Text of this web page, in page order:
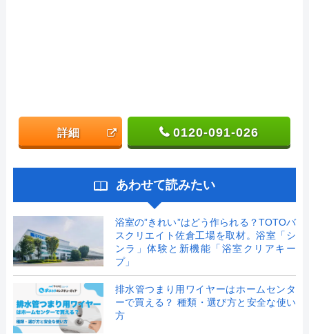
詳細 0120-091-026
あわせて読みたい
浴室の”きれい”はどう作られる？TOTOバ
スクリエイト佐倉工場を取材。浴室「シ
ンラ」体験と新機能「浴室クリアキー
プ」
排水管つまり用ワイヤーはホームセンタ
ーで買える？ 種類・選び方と安全な使い
方